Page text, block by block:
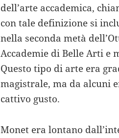
dell’arte accademica,
con tale definizione si
nella seconda metà
Accademie di Belle Arti e
Questo tipo di arte era
magistrale, ma da alcuni
cattivo gusto.
Monet era lontano